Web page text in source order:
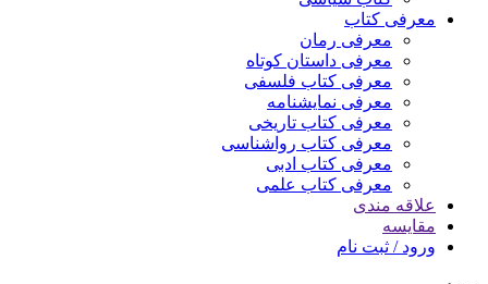
معرفی کتاب
معرفی رمان
معرفی داستان کوتاه
معرفی کتاب فلسفی
معرفی نمایشنامه
معرفی کتاب تاریخی
معرفی کتاب رواشناسی
معرفی کتاب ادبی
معرفی کتاب علمی
علاقه مندی
مقایسه
ورود / ثبت نام